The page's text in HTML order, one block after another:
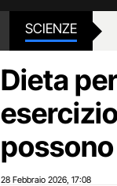
SCIENZE
Dieta
28 Febbraio 2026 17:08